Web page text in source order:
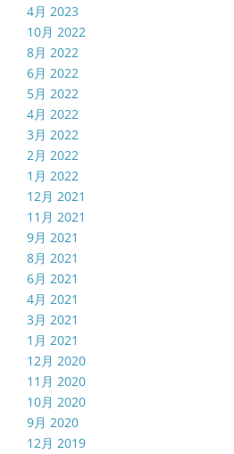
4月 2023
10月 2022
8月 2022
6月 2022
5月 2022
4月 2022
3月 2022
2月 2022
1月 2022
12月 2021
11月 2021
9月 2021
8月 2021
6月 2021
4月 2021
3月 2021
1月 2021
12月 2020
11月 2020
10月 2020
9月 2020
12月 2019